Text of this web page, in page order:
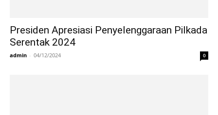
Presiden Apresiasi Penyelenggaraan Pilkada
Serentak 2024
admin - 04/12/2024 0